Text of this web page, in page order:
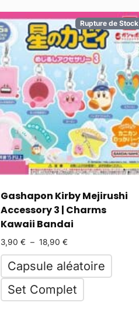
Rupture de Stock
Gashapon Kirby Mejirushi
Accessory 3 | Charms
Kawaii Bandai
3,90 € – 18,90 €
Capsule aléatoire
Set Complet